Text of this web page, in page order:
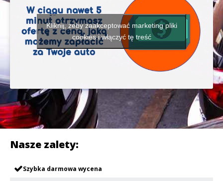
Kliknij, żeby zaakceptować marketing pliki
cookies i włączyć tę treść
Nasze zalety:
Szybka darmowa wycena